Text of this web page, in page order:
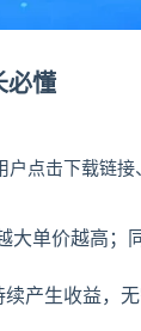
必懂
点击下载链
单价越高；
产生收益，